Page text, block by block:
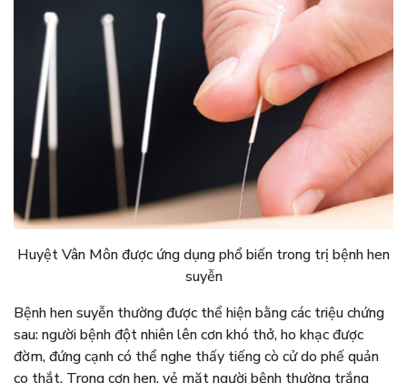
Huyệt Vân Môn được ứng dụng phổ biến trong trị bệnh hen
suyễn
Bệnh hen suyễn thường được thể hiện bằng các triệu chứng
sau: người bệnh đột nhiên lên cơn khó thở, ho khạc được
đờm, đứng cạnh có thể nghe thấy tiếng cò cử do phế quản
co thắt. Trong cơn hen, vẻ mặt người bệnh thường trắng